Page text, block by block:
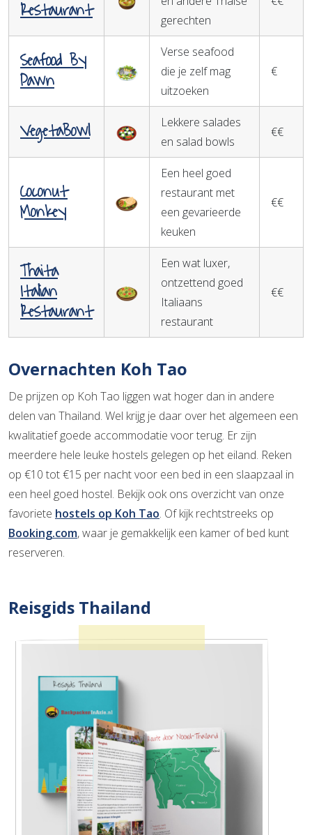
Restaurant
gerechten
Seafood By
Pawn
Verse seafood
die je zelf mag
uitzoeken
€
VegetaBowl
Lekkere salades
en salad bowls
€€
Coconut
Monkey
Een heel goed
restaurant met
een gevarieerde
keuken
€€
Thaita
Italian
Restaurant
Een wat luxer,
ontzettend goed
Italiaans
restaurant
€€
Overnachten Koh Tao
De prijzen op Koh Tao liggen wat hoger dan in andere
delen van Thailand. Wel krijg je daar over het algemeen een
kwalitatief goede accommodatie voor terug. Er zijn
meerdere hele leuke hostels gelegen op het eiland. Reken
op €10 tot €15 per nacht voor een bed in een slaapzaal in
een heel goed hostel. Bekijk ook ons overzicht van onze
favoriete hostels op Koh Tao. Of kijk rechtstreeks op
Booking.com, waar je gemakkelijk een kamer of bed kunt
reserveren.
Reisgids Thailand